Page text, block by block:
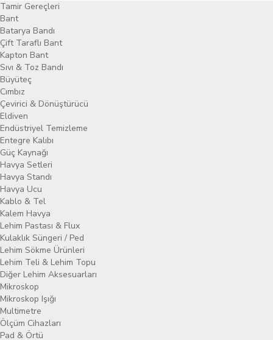
Tamir Gereçleri
Bant
Batarya Bandı
Çift Taraflı Bant
Kapton Bant
Sıvı & Toz Bandı
Büyüteç
Cımbız
Çevirici & Dönüştürücü
Eldiven
Endüstriyel Temizleme
Entegre Kalıbı
Güç Kaynağı
Havya Setleri
Havya Standı
Havya Ucu
Kablo & Tel
Kalem Havya
Lehim Pastası & Flux
Kulaklık Süngeri / Ped
Lehim Sökme Ürünleri
Lehim Teli & Lehim Topu
Diğer Lehim Aksesuarları
Mikroskop
Mikroskop Işığı
Multimetre
Ölçüm Cihazları
Pad & Örtü